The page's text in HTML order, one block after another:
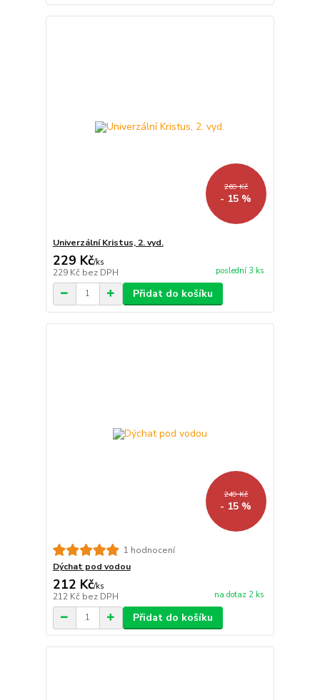
269 Kč
- 15 %
Univerzální Kristus, 2. vyd.
229 Kč/ks
229 Kč bez DPH poslední 3 ks
Přidat do košíku
249 Kč
- 15 %
1 hodnocení
Dýchat pod vodou
212 Kč/ks
212 Kč bez DPH na dotaz 2 ks
Přidat do košíku